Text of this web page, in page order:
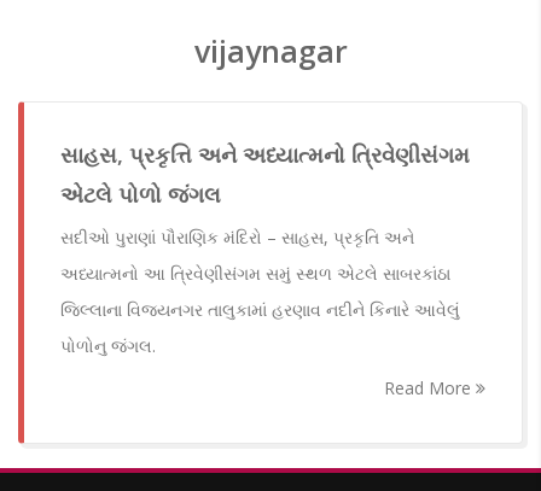
vijaynagar
સાહસ, પ્રકૃત્તિ અને અધ્યાત્મનો ત્રિવેણીસંગમ
એટલે પોળો જંગલ
સદીઓ પુરાણાં પૌરાણિક મંદિરો – સાહસ, પ્રકૃતિ અને
અધ્યાત્મનો આ ત્રિવેણીસંગમ સમું સ્થળ એટલે સાબરકાંઠા
જિલ્લાના વિજયનગર તાલુકામાં હરણાવ નદીને કિનારે આવેલું
પોળોનુ જંગલ.
Read More